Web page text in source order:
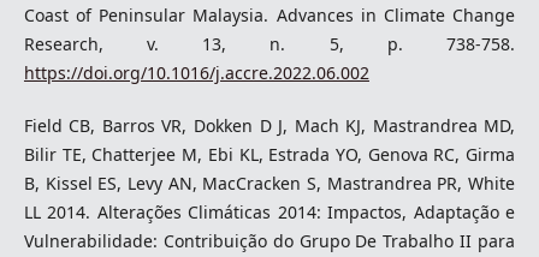
Coast of Peninsular Malaysia. Advances in Climate Change
Research, v. 13, n. 5, p. 738-758.
https://doi.org/10.1016/j.accre.2022.06.002
Field CB, Barros VR, Dokken D J, Mach KJ, Mastrandrea MD,
Bilir TE, Chatterjee M, Ebi KL, Estrada YO, Genova RC, Girma
B, Kissel ES, Levy AN, MacCracken S, Mastrandrea PR, White
LL 2014. Alterações Climáticas 2014: Impactos, Adaptação e
Vulnerabilidade: Contribuição do Grupo De Trabalho II para